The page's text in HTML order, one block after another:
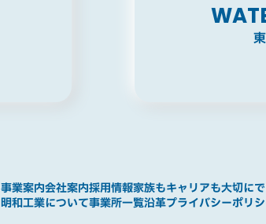
事業案内会社案内採用情報家族もキャリアも大切に
明和工業について事業所一覧沿革プライバシーポリ